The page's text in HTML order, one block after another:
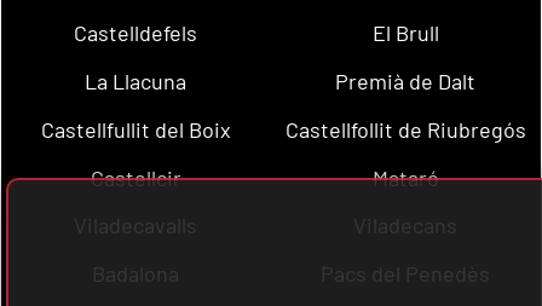
Castelldefels
El Brull
La Llacuna
Premià de Dalt
Castellfullit del Boix
Castellfollit de Riubregós
Castellcir
Mataró
Viladecavalls
Viladecans
Badalona
Pacs del Penedès